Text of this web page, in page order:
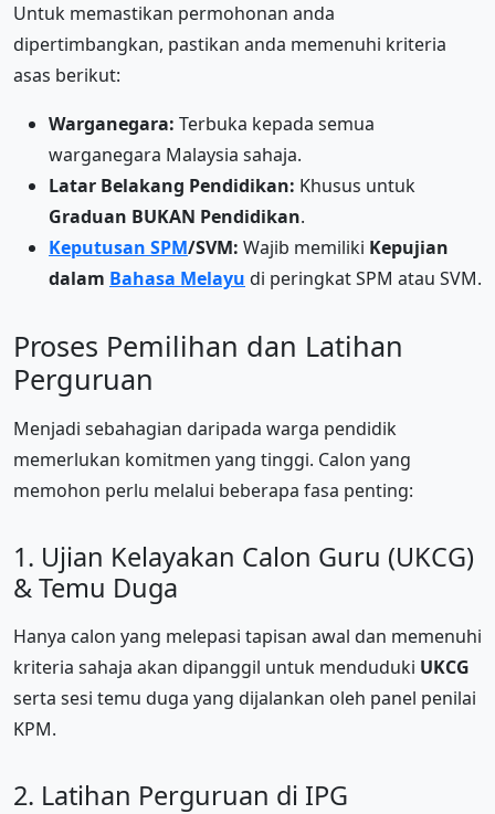
Untuk memastikan permohonan anda
dipertimbangkan, pastikan anda memenuhi kriteria
asas berikut:
Warganegara: Terbuka kepada semua
warganegara Malaysia sahaja.
Latar Belakang Pendidikan: Khusus untuk
Graduan BUKAN Pendidikan.
Keputusan SPM/SVM: Wajib memiliki Kepujian
dalam Bahasa Melayu di peringkat SPM atau SVM.
Proses Pemilihan dan Latihan
Perguruan
Menjadi sebahagian daripada warga pendidik
memerlukan komitmen yang tinggi. Calon yang
memohon perlu melalui beberapa fasa penting:
1. Ujian Kelayakan Calon Guru (UKCG)
& Temu Duga
Hanya calon yang melepasi tapisan awal dan memenuhi
kriteria sahaja akan dipanggil untuk menduduki UKCG
serta sesi temu duga yang dijalankan oleh panel penilai
KPM.
2. Latihan Perguruan di IPG